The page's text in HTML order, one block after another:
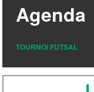
Agenda
TOURNOI FUTSAL